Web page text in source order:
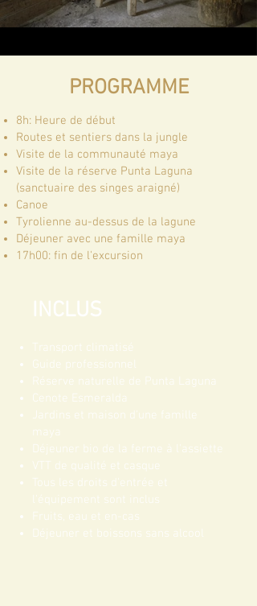
PROGRAMME
8h: Heure de début
Routes et sentiers dans la jungle
Visite de la communauté maya
Visite de la réserve Punta Laguna
(sanctuaire des singes araigné)
Canoe
Tyrolienne au-dessus de la lagune
Déjeuner avec une famille maya
17h00: fin de l'excursion
INCLUS
Transport climatisé
Guide professionnel
Réserve naturelle de Punta Laguna
Cenote Esmeralda
Jardins et maison d'une famille
maya
Déjeuner bio de la ferme à l'assiette
VTT de qualité et casque
Tous les droits d'entrée et
l'équipement sont inclus
Fruits, eau et en-cas
Déjeuner et boissons sans alcool